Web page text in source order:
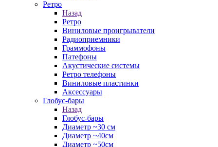
Ретро
Назад
Ретро
Виниловые проигрыватели
Радиоприемники
Граммофоны
Патефоны
Акустические системы
Ретро телефоны
Виниловые пластинки
Аксессуары
Глобус-бары
Назад
Глобус-бары
Диаметр ~30 см
Диаметр ~40см
Диаметр ~50см